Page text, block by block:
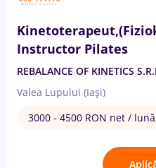
Instructor Pilates
REBALANCE OF KINETICS
Valea Lupului (Iași)
3000 - 4500 RON net / lună